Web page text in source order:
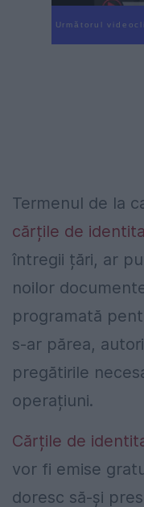
Următorul
Termenul de la
cărțile de
întregii țări, ar
noilor
programată
s-ar părea,
pregătirile
operațiuni.
Cărțile de
vor fi emise
doresc să-și